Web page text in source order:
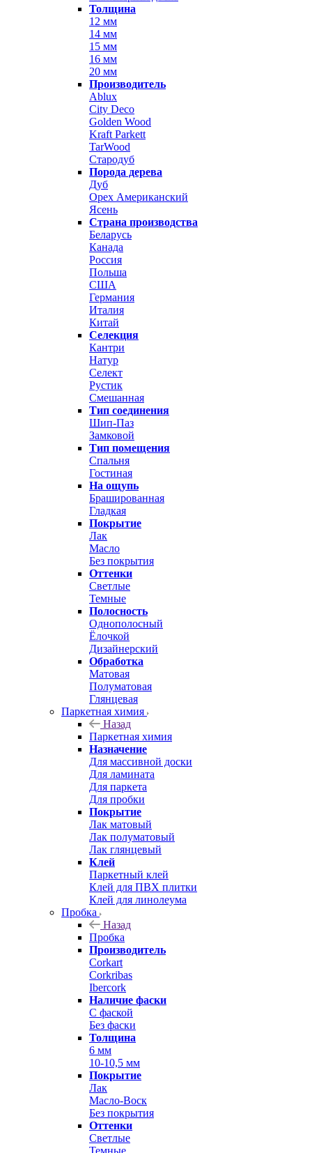
Толщина
12 мм
14 мм
15 мм
16 мм
20 мм
Производитель
Ablux
City Deco
Golden Wood
Kraft Parkett
TarWood
Стародуб
Порода дерева
Дуб
Орех Американский
Ясень
Страна производства
Беларусь
Канада
Россия
Польша
США
Германия
Италия
Китай
Селекция
Кантри
Натур
Селект
Рустик
Смешанная
Тип соединения
Шип-Паз
Замковой
Тип помещения
Спальня
Гостиная
На ощупь
Брашированная
Гладкая
Покрытие
Лак
Масло
Без покрытия
Оттенки
Светлые
Темные
Полосность
Однополосный
Ёлочкой
Дизайнерский
Обработка
Матовая
Полуматовая
Глянцевая
Паркетная химия
Назад
Паркетная химия
Назначение
Для массивной доски
Для ламината
Для паркета
Для пробки
Покрытие
Лак матовый
Лак полуматовый
Лак глянцевый
Клей
Паркетный клей
Клей для ПВХ плитки
Клей для линолеума
Пробка
Назад
Пробка
Производитель
Corkart
Corkribas
Ibercork
Наличие фаски
С фаской
Без фаски
Толщина
6 мм
10-10,5 мм
Покрытие
Лак
Масло-Воск
Без покрытия
Оттенки
Светлые
Темные